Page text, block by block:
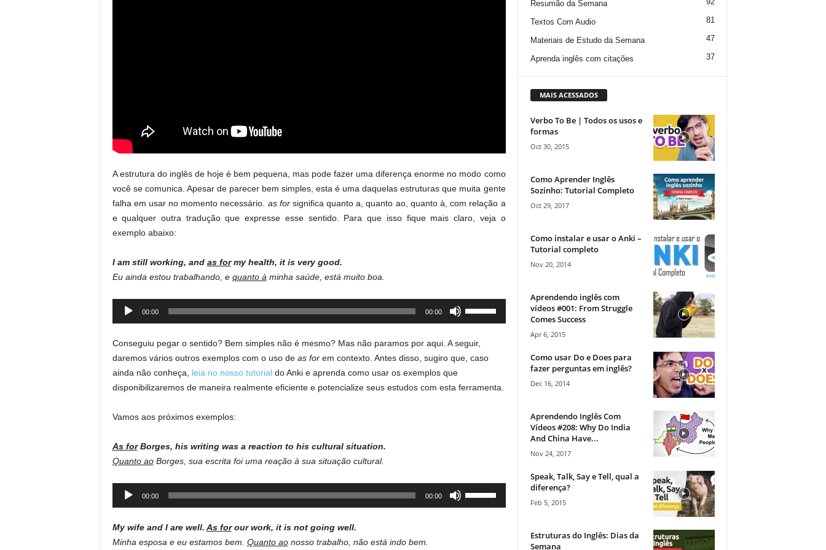
A estrutura do inglês de hoje é bem pequena, mas pode fazer uma diferença enorme no modo como
você se comunica. Apesar de parecer bem simples, esta é uma daquelas estruturas que muita gente
falha em usar no momento necessário. as forsignifica quanto a, quanto ao, quanto à, com relação a
e qualquer outra tradução que expresse esse sentido. Para que isso fique mais claro, veja o
exemplo abaixo:
I am still working, and as formy health, it is very good.
Eu ainda estou trabalhando, e quanto à minha saúde, está muito boa.
Audio
00:00 00:00
keys
to
Conseguiu pegar o sentido? Bem simples não é mesmo? Mas não paramos por aqui. A seguir,
daremos vários outros exemplos com o uso de as for em contexto. Antes disso, sugiro que, caso
ainda não conheça, leia no nosso tutorialdo Anki e aprenda como usar os exemplos que
disponibilizaremos de maneira realmente eficiente e potencialize seus estudos com esta ferramenta.
Vamos aos próximos exemplos:
As forBorges, his writing was a reaction to his cultural situation.
Quanto aoBorges, sua escrita foi uma reação à sua situação cultural.
Audio
00:00 00:00
My wife and I are well. As forour work, it is not going well.
Minha esposa e eu estamos bem. Quanto aonosso trabalho, não está indo bem.
Resumão da Semana
Textos Com Audio 81
Materiais de Estudo da Semana 47
Aprenda inglês com citações 37
MAIS ACESSADOS
Verbo To Be | Todos os usos e
formas
Oct 30, 2015
Como Aprender Inglês
Sozinho: Tutorial Completo
Oct 29, 2017
Como instalar e usar o Anki –
Tutorial completo
Nov 20, 2014
Aprendendo inglês com
vídeos #001: From Struggle
Comes Success
Apr 6, 2015
Como usar Do e Does para
fazer perguntas em inglês?
Dec 16, 2014
Aprendendo Inglês Com
Vídeos #208: Why Do India
And China Have...
Nov 24, 2017
Speak, Talk, Say e Tell, qual a
diferença?
Feb 5, 2015
Estruturas do Inglês: Dias da
Semana